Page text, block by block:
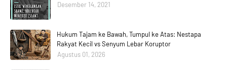
Desember 14, 2021
Hukum Tajam ke Bawah, Tumpul ke Atas: Nestapa
Rakyat Kecil vs Senyum Lebar Koruptor
Agustus 01, 2026